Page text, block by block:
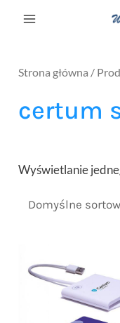
Strona główna /
certum
Wyświetlanie